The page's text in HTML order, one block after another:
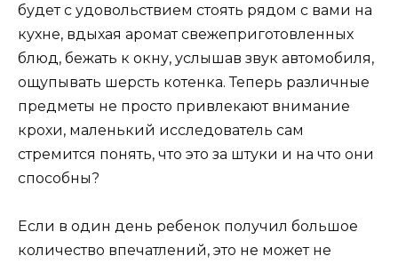
будет с удовольствием стоять рядом с вами на
кухне, вдыхая аромат свежеприготовленных
блюд, бежать к окну, услышав звук автомобиля,
ощупывать шерсть котенка. Теперь различные
предметы не просто привлекают внимание
крохи, маленький исследователь сам
стремится понять, что это за штуки и на что они
способны?
Если в один день ребенок получил большое
количество впечатлений, это не может не